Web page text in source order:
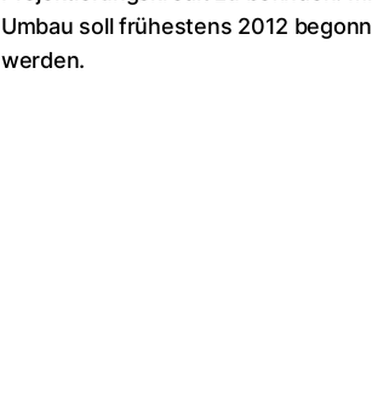
Umbau soll frühestens 2012
werden.